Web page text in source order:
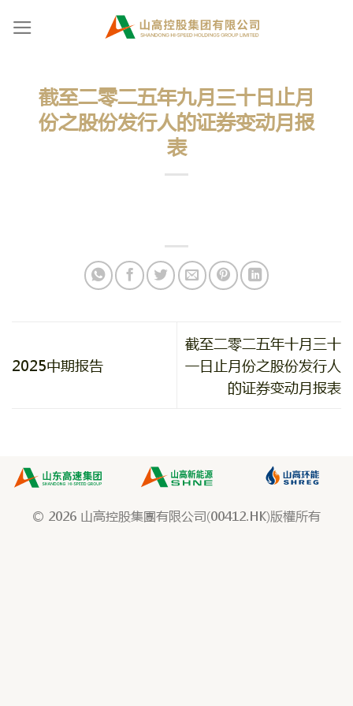
截至二零二五年九月三十日止月
份之股份发行人的证券变动月报
表
2025中期报告
截至二零二五年十月三十
一日止月份之股份发行人
的证券变动月报表
© 2026 山高控股集團有限公司(00412.HK)版權所有